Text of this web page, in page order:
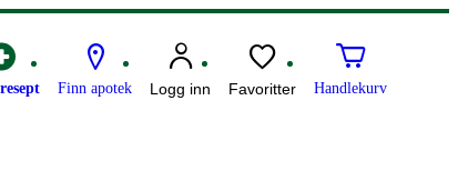
Finn apotek Logg inn Favoritter Handlekurv